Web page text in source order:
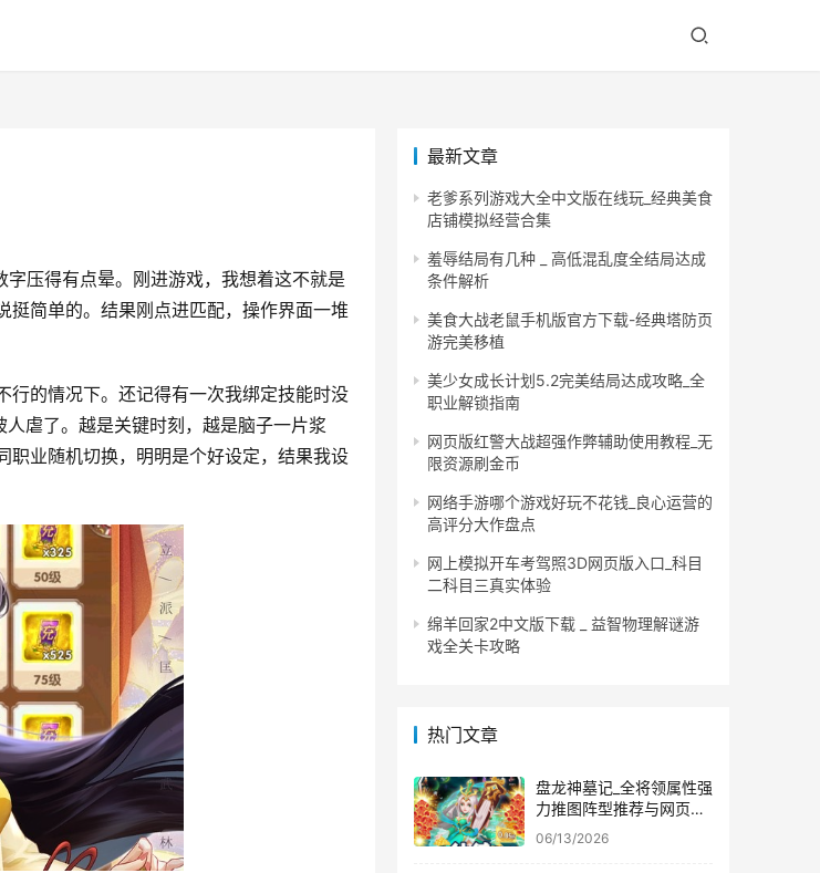
压得有点晕。刚进游戏，我想着这不就是
挺简单的。结果刚点进匹配，操作界面一堆
行的情况下。还记得有一次我绑定技能时没
虐了。越是关键时刻，越是脑子一片浆
职业随机切换，明明是个好设定，结果我设
最新文章
老爹系列游戏大全中文版在线玩_经典美食
店铺模拟经营合集
羞辱结局有几种 _ 高低混乱度全结局达成
条件解析
美食大战老鼠手机版官方下载-经典塔防页
游完美移植
美少女成长计划5.2完美结局达成攻略_全
职业解锁指南
网页版红警大战超强作弊辅助使用教程_无
限资源刷金币
网络手游哪个游戏好玩不花钱_良心运营的
高评分大作盘点
网上模拟开车考驾照3D网页版入口_科目
二科目三真实体验
绵羊回家2中文版下载 _ 益智物理解谜游
戏全关卡攻略
热门文章
盘龙神墓记_全将领属性强
力推图阵型推荐与网页版
登录快捷入口
06/13/2026